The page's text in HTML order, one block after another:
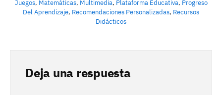
Juegos, Matemáticas, Multimedia, Plataforma Educativa, Progreso
Del Aprendizaje, Recomendaciones Personalizadas, Recursos
Didácticos
Deja una respuesta